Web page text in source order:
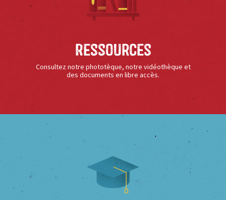
Ressources
Consultez notre phototèque, notre vidéothèque et
des documents en libre accès.